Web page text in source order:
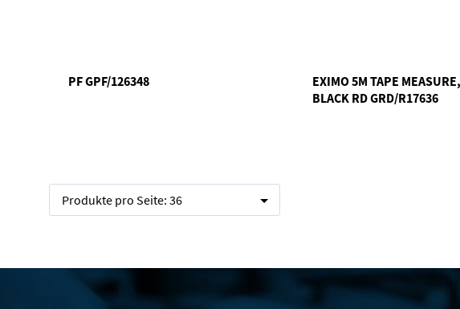
PF GPF/126348
EXIMO 5M TAPE MEASURE,
BLACK RD GRD/R17636
Produkte pro Seite: 36